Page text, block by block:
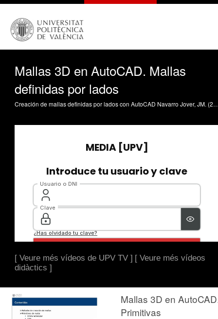
Mallas 3D en AutoCAD. Mallas
definidas por lados
Creación de mallas definidas por lados con AutoCAD Navarro Jover, JM. (2015). Mallas 3D en
[ Veure més vídeos de UPV TV ] [ Veure més vídeos
didàctics ]
Mallas 3D en
Primitivas